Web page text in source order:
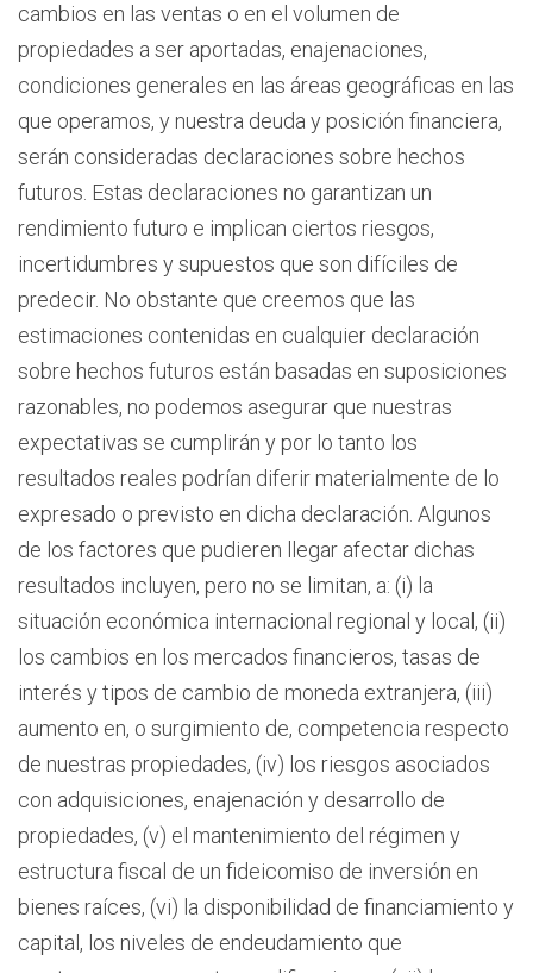
cambios en las ventas o en el volumen de
propiedades a ser aportadas, enajenaciones,
condiciones generales en las áreas geográficas en las
que operamos, y nuestra deuda y posición financiera,
serán consideradas declaraciones sobre hechos
futuros. Estas declaraciones no garantizan un
rendimiento futuro e implican ciertos riesgos,
incertidumbres y supuestos que son difíciles de
predecir. No obstante que creemos que las
estimaciones contenidas en cualquier declaración
sobre hechos futuros están basadas en suposiciones
razonables, no podemos asegurar que nuestras
expectativas se cumplirán y por lo tanto los
resultados reales podrían diferir materialmente de lo
expresado o previsto en dicha declaración. Algunos
de los factores que pudieren llegar afectar dichas
resultados incluyen, pero no se limitan, a: (i) la
situación económica internacional regional y local, (ii)
los cambios en los mercados financieros, tasas de
interés y tipos de cambio de moneda extranjera, (iii)
aumento en, o surgimiento de, competencia respecto
de nuestras propiedades, (iv) los riesgos asociados
con adquisiciones, enajenación y desarrollo de
propiedades, (v) el mantenimiento del régimen y
estructura fiscal de un fideicomiso de inversión en
bienes raíces, (vi) la disponibilidad de financiamiento y
capital, los niveles de endeudamiento que